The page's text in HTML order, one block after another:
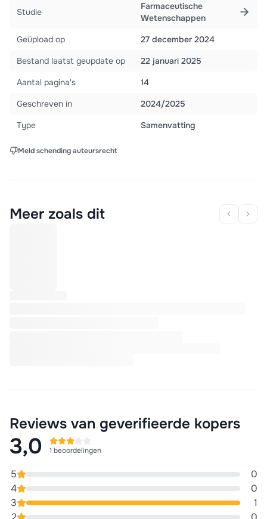
Studie
Farmaceutische
Wetenschappen
Geüpload op
27 december 2024
Bestand laatst geupdate op
22 januari 2025
Aantal pagina's
14
Geschreven in
2024/2025
Type
Samenvatting
Meld schending auteursrecht
Meer zoals dit
Reviews van geverifieerde kopers
3,0 1 beoordelingen
5
0
4
0
3
1